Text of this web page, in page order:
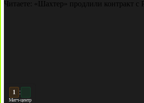
Читаете: «Шахтер» продлили контракт с
:
Матч-центр